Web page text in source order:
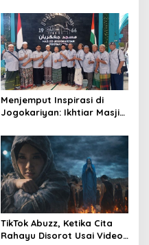
Kreatif Global
Menjemput Inspirasi di
Jogokariyan: Ikhtiar Masjid
Mewujudkan Manajemen
Berbasis Umat
TikTok Abuzz, Ketika Cita
Rahayu Disorot Usai Video